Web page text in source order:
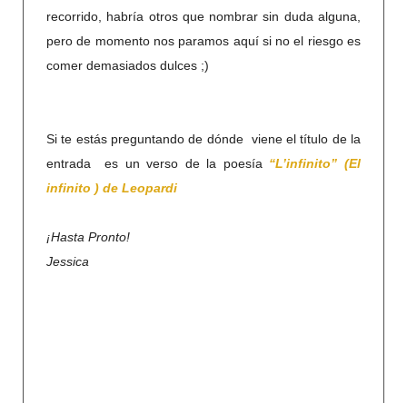
recorrido, habría otros que nombrar sin duda alguna,
pero de momento nos paramos aquí si no el riesgo es
comer demasiados dulces ;)
Si te estás preguntando de dónde viene el título de la
entrada es un verso de la poesía “L’infinito” (El
infinito ) de Leopardi
¡Hasta Pronto!
Jessica